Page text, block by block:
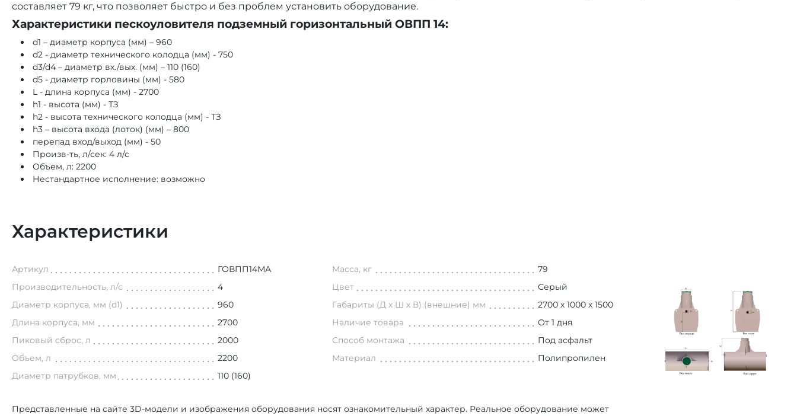
составляет 79 кг, что позволяет быстро и без проблем установить оборудование.
Характеристики пескоуловителя подземный горизонтальный ОВПП 14:
d1 – диаметр корпуса (мм) – 960
d2 - диаметр технического колодца (мм) - 750
d3/d4 – диаметр вх./вых. (мм) – 110 (160)
d5 - диаметр горловины (мм) - 580
L - длина корпуса (мм) - 2700
h1 - высота (мм) - ТЗ
h2 - высота технического колодца (мм) - ТЗ
h3 – высота входа (лоток) (мм) – 800
перепад вход/выход (мм) - 50
Произв-ть, л/сек: 4 л/с
Объем, л: 2200
Нестандартное исполнение: возможно
Характеристики
Артикул
ГОВПП14МА
Производительность, л/с
4
Диаметр корпуса, мм (d1)
960
Длина корпуса, мм
2700
Пиковый сброс, л
2000
Объем, л
2200
Диаметр патрубков, мм
110 (160)
Масса, кг
79
Цвет
Серый
Габариты (Д х Ш х В) (внешние) мм
2700 х 1000 х 1500
Наличие товара
От 1 дня
Способ монтажа
Под асфальт
Материал
Полипропилен
Представленные на сайте 3D-модели и изображения оборудования носят ознакомительный характер. Реальное оборудование может